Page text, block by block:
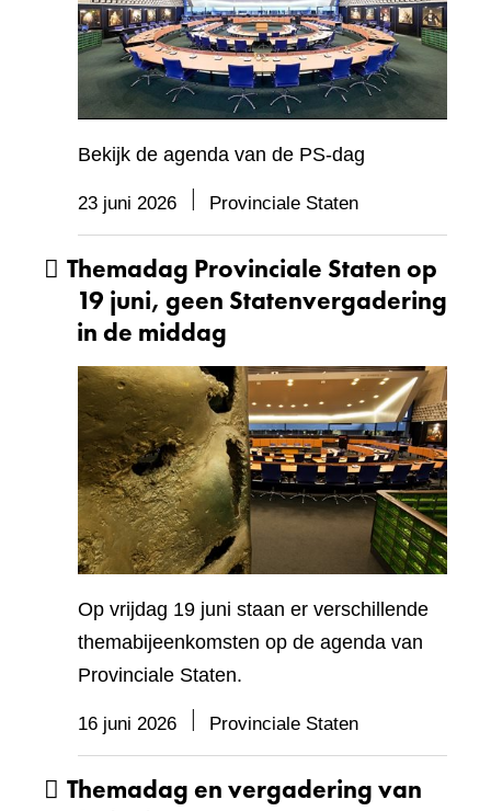
Bekijk de agenda van de PS-dag
23 juni 2026 Provinciale Staten
Themadag Provinciale Staten op
19 juni, geen Statenvergadering
in de middag
Op vrijdag 19 juni staan er verschillende
themabijeenkomsten op de agenda van
Provinciale Staten.
16 juni 2026 Provinciale Staten
Themadag en vergadering van